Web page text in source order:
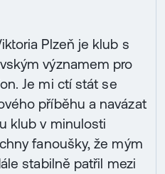
Plzeň je klub s
významem pro
Je mi ctí stát se
příběhu a navázat
klub v minulosti
fanoušky, že mým
stabilně patřil mezi